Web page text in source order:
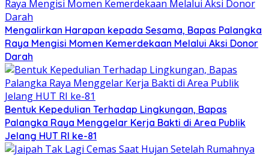
Mengalirkan Harapan kepada Sesama, Bapas Palangka
Raya Mengisi Momen Kemerdekaan Melalui Aksi Donor
Darah
Bentuk Kepedulian Terhadap Lingkungan, Bapas
Palangka Raya Menggelar Kerja Bakti di Area Publik
Jelang HUT RI ke-81